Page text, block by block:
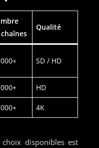
Qualité
SD / HD
HD
4K
disponibles est